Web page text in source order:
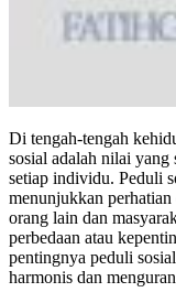
Di tengah-tengah
sosial adalah nilai
setiap individu. Peduli
menunjukkan perhatian
orang lain dan
perbedaan atau
pentingnya peduli
harmonis dan